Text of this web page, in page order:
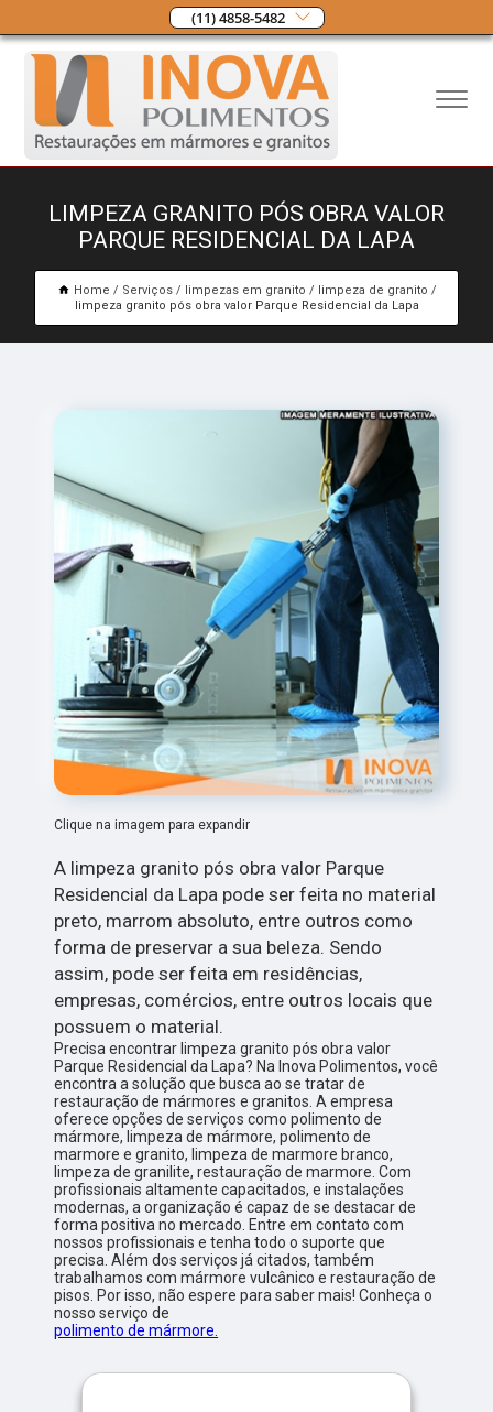
(11) 4858-5482
LIMPEZA GRANITO PÓS OBRA VALOR
PARQUE RESIDENCIAL DA LAPA
Home Serviços limpezas em granito
limpeza de granito
limpeza granito pós obra valor Parque Residencial da Lapa
Clique na imagem para expandir
A limpeza granito pós obra valor Parque
Residencial da Lapa pode ser feita no material
preto, marrom absoluto, entre outros como
forma de preservar a sua beleza. Sendo
assim, pode ser feita em residências,
empresas, comércios, entre outros locais que
possuem o material.
Precisa encontrar limpeza granito pós obra valor
Parque Residencial da Lapa? Na Inova Polimentos, você
encontra a solução que busca ao se tratar de
restauração de mármores e granitos. A empresa
oferece opções de serviços como polimento de
mármore, limpeza de mármore, polimento de
marmore e granito, limpeza de marmore branco,
limpeza de granilite, restauração de marmore. Com
profissionais altamente capacitados, e instalações
modernas, a organização é capaz de se destacar de
forma positiva no mercado. Entre em contato com
nossos profissionais e tenha todo o suporte que
precisa. Além dos serviços já citados, também
trabalhamos com mármore vulcânico e restauração de
pisos. Por isso, não espere para saber mais! Conheça o
nosso serviço de
polimento de mármore.